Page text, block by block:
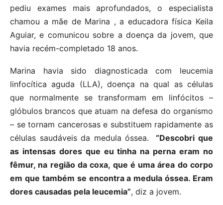
pediu exames mais aprofundados, o especialista
chamou a mãe de Marina , a educadora física Keila
Aguiar, e comunicou sobre a doença da jovem, que
havia recém-completado 18 anos.
Marina havia sido diagnosticada com leucemia
linfocítica aguda (LLA), doença na qual as células
que normalmente se transformam em linfócitos –
glóbulos brancos que atuam na defesa do organismo
– se tornam cancerosas e substituem rapidamente as
células saudáveis da medula óssea.
“Descobri que
as intensas dores que eu tinha na perna eram no
fêmur, na região da coxa, que é uma área do corpo
em que também se encontra a medula óssea. Eram
dores causadas pela leucemia”, diz a jovem.